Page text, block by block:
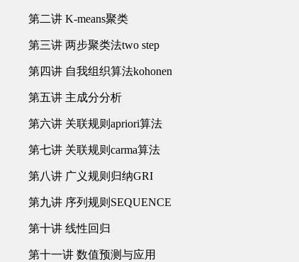
第二讲 K-means聚类
第三讲 两步聚类法two step
第四讲 自我组织算法kohonen
第五讲 主成分分析
第六讲 关联规则apriori算法
第七讲 关联规则carma算法
第八讲 广义规则归纳GRI
第九讲 序列规则SEQUENCE
第十讲 线性回归
第十一讲 数值预测与应用